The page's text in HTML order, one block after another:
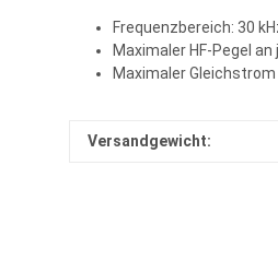
Frequenzbereich: 30
Maximaler HF-Pegel
Maximaler
Versandgewicht: